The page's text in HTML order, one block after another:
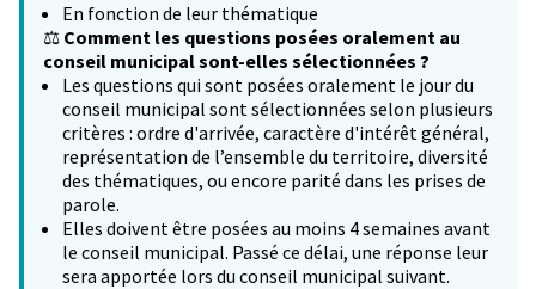
En fonction de leur thématique
⚖️ Comment les questions posées oralement au
conseil municipal sont-elles sélectionnées ?
Les questions qui sont posées oralement le jour du
conseil municipal sont sélectionnées selon plusieurs
critères : ordre d'arrivée, caractère d'intérêt général,
représentation de l’ensemble du territoire, diversité
des thématiques, ou encore parité dans les prises de
parole.
Elles doivent être posées au moins 4 semaines avant
le conseil municipal. Passé ce délai, une réponse leur
sera apportée lors du conseil municipal suivant.